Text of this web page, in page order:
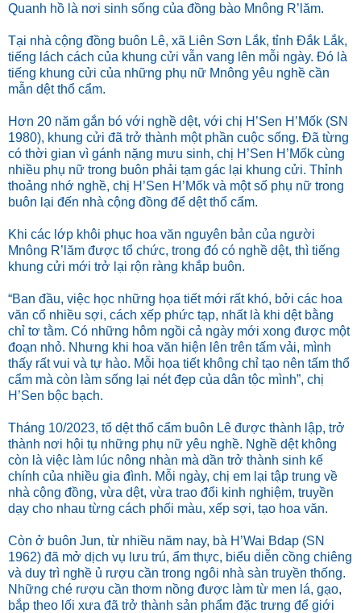
Quanh hồ là nơi sinh sống của đồng bào Mnông R’lăm.
Tại nhà cộng đồng buôn Lê, xã Liên Sơn Lắk, tỉnh Đắk Lắk,
tiếng lách cách của khung cửi vẫn vang lên mỗi ngày. Đó là
tiếng khung cửi của những phụ nữ Mnông yêu nghề cần
mẫn dệt thổ cẩm.
Hơn 20 năm gắn bó với nghề dệt, với chị H’Sen H’Mốk (SN
1980), khung cửi đã trở thành một phần cuộc sống. Đã từng
có thời gian vì gánh nặng mưu sinh, chị H’Sen H’Mốk cùng
nhiều phụ nữ trong buôn phải tạm gác lại khung cửi. Thỉnh
thoảng nhớ nghề, chị H’Sen H’Mốk và một số phụ nữ trong
buôn lại đến nhà cộng đồng để dệt thổ cẩm.
Khi các lớp khôi phục hoa văn nguyên bản của người
Mnông R’lăm được tổ chức, trong đó có nghề dệt, thì tiếng
khung cửi mới trở lại rộn ràng khắp buôn.
“Ban đầu, việc học những họa tiết mới rất khó, bởi các hoa
văn cổ nhiều sợi, cách xếp phức tạp, nhất là khi dệt bằng
chỉ tơ tằm. Có những hôm ngồi cả ngày mới xong được một
đoạn nhỏ. Nhưng khi hoa văn hiện lên trên tấm vải, mình
thấy rất vui và tự hào. Mỗi họa tiết không chỉ tạo nên tấm thổ
cẩm mà còn làm sống lại nét đẹp của dân tộc mình”, chị
H’Sen bộc bạch.
Tháng 10/2023, tổ dệt thổ cẩm buôn Lê được thành lập, trở
thành nơi hội tụ những phụ nữ yêu nghề. Nghề dệt không
còn là việc làm lúc nông nhàn mà dần trở thành sinh kế
chính của nhiều gia đình. Mỗi ngày, chị em lại tập trung về
nhà cộng đồng, vừa dệt, vừa trao đổi kinh nghiệm, truyền
dạy cho nhau từng cách phối màu, xếp sợi, tạo hoa văn.
Còn ở buôn Jun, từ nhiều năm nay, bà H’Wai Bdap (SN
1962) đã mở dịch vụ lưu trú, ẩm thực, biểu diễn cồng chiêng
và duy trì nghề ủ rượu cần trong ngôi nhà sàn truyền thống.
Những ché rượu cần thơm nồng được làm từ men lá, gạo,
bắp theo lối xưa đã trở thành sản phẩm đặc trưng để giới